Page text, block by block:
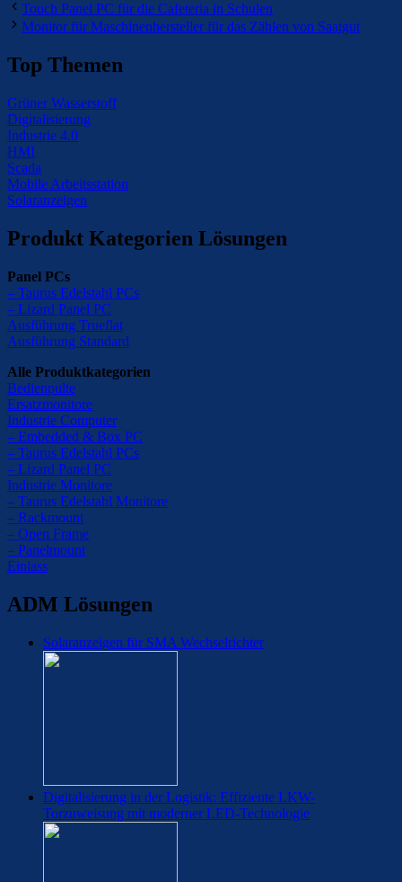
Touch Panel PC für die Cafeteria in Schulen
Monitor für Maschinenhersteller für das Zählen von Saatgut
Top Themen
Grüner Wasserstoff
Digitalisierung
Industrie 4.0
HMI
Scada
Mobile Arbeitsstation
Solaranzeigen
Produkt Kategorien Lösungen
Panel PCs
– Taurus Edelstahl PCs
– Lizard Panel PC
Ausführung Trueflat
Ausführung Standard
Alle Produktkategorien
Bedienpulte
Ersatzmonitore
Industrie Computer
– Embedded & Box PC
– Taurus Edelstahl PCs
– Lizard Panel PC
Industrie Monitore
– Taurus Edelstahl Monitore
– Rackmount
– Open Frame
– Panelmount
Einlass
ADM Lösungen
Solaranzeigen für SMA Wechselrichter
Digitalisierung in der Logistik: Effiziente LKW-
Torzuweisung mit moderner LED-Technologie